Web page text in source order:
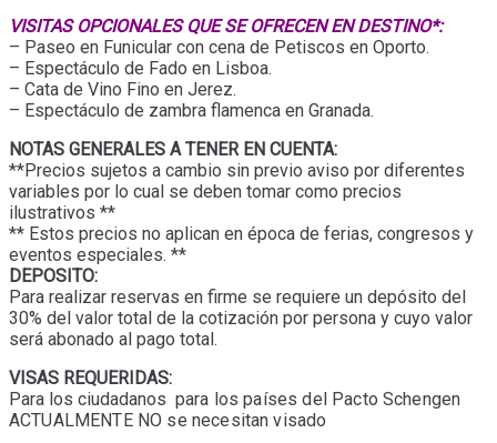
VISITAS OPCIONALES QUE SE OFRECEN EN DESTINO*:
– Paseo en Funicular con cena de Petiscos en Oporto.
– Espectáculo de Fado en Lisboa.
– Cata de Vino Fino en Jerez.
– Espectáculo de zambra flamenca en Granada.
NOTAS GENERALES A TENER EN CUENTA:
**Precios sujetos a cambio sin previo aviso por diferentes
variables por lo cual se deben tomar como precios
ilustrativos **
** Estos precios no aplican en época de ferias, congresos y
eventos especiales. **
DEPOSITO:
Para realizar reservas en firme se requiere un depósito del
30% del valor total de la cotización por persona y cuyo valor
será abonado al pago total.
VISAS REQUERIDAS:
Para los ciudadanos para los países del Pacto Schengen
ACTUALMENTE NO se necesitan visado